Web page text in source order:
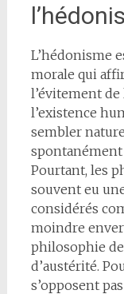
L’hédonisme
morale qui
l’évitement
l’existence
sembler
Pourtant, les
souvent eu
considérés
moindre
philosophie
d’austérité.
s’opposent